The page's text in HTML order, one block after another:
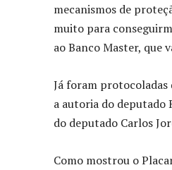
mecanismos de
muito para
ao Banco Master, que
Já foram protocoladas
a autoria do deputado
do deputado Carlos
Como mostrou o